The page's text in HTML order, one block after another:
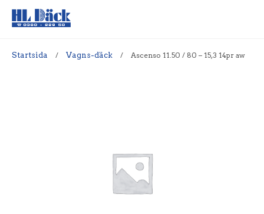
Startsida / Vagns-däck / Ascenso 11.50 / 80 – 15,3 14pr aw